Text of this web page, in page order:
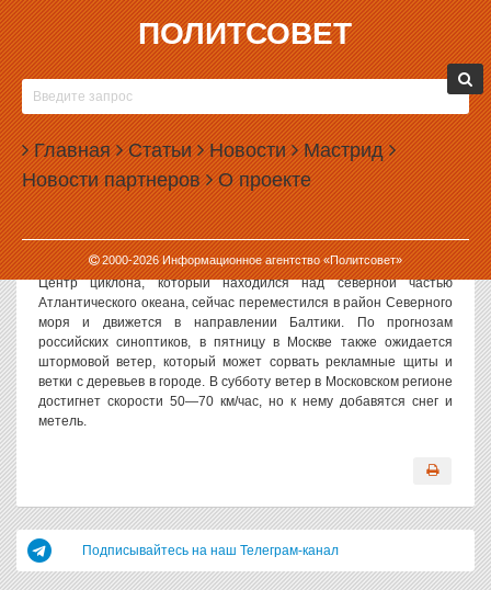
ПОЛИТСОВЕТ
Главная Статьи Новости Мастрид
Новости партнеров О проекте
2000-2026Информационное агентство «Политсовет»
19.01.2007, 11:44
СИЛЬНЕЙШИЙ УРАГАН РАЗОРИЛ ЕВРОПУ И
ДВИЖЕТСЯ НА РОССИЮ
Политсовет, 19.01.2007. Как сообщают открытые источники, на
территории Европы бушует мощный ураган «Кирилл». Из-за него
погибли уже по меньшей мере 27 человек в Германии, Голландии,
Чехии, Франции, Польше и Англии, сильнее всего пострадавшей
от стихии. Там скорость ветра достигала 160 км/час —
максимального показателя с января 1990 года.
Центр циклона, который находился над северной частью
Атлантического океана, сейчас переместился в район Северного
моря и движется в направлении Балтики. По прогнозам
российских синоптиков, в пятницу в Москве также ожидается
штормовой ветер, который может сорвать рекламные щиты и
ветки с деревьев в городе. В субботу ветер в Московском регионе
достигнет скорости 50—70 км/час, но к нему добавятся снег и
метель.
Подписывайтесь на наш Телеграм-канал